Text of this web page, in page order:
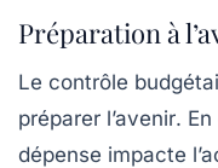
Préparation à
Le contrôle
préparer l’avenir.
dépense impacte